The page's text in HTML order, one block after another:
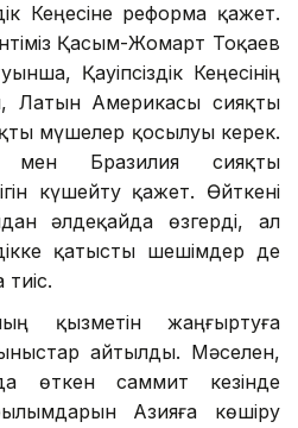
Кеңесіне реформа қажет.
Қасым-Жомарт Тоқаев
Қауіпсіздік Кеңесінің
Латын Америкасы сияқты
мүшелер қосылуы керек.
мен Бразилия сияқты
күшейту қажет. Өйткені
әлдеқайда өзгерді, ал
қатысты шешімдер де
қызметін жаңғыртуға
айтылды. Мәселен,
өткен саммит кезінде
Азияға көшіру